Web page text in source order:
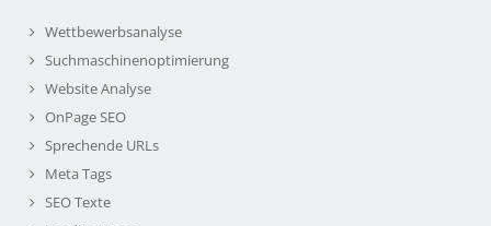
Wettbewerbsanalyse
Suchmaschinenoptimierung
Website Analyse
OnPage SEO
Sprechende URLs
Meta Tags
SEO Texte